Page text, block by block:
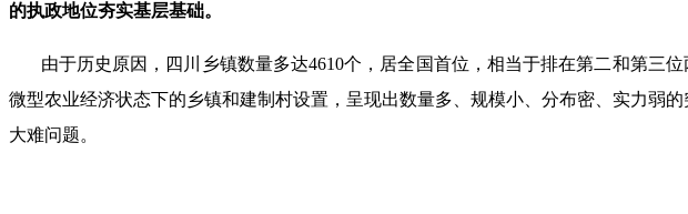
的执政地位夯实基层基础。
由于历史原因，四川乡镇数量多达4610个，居全国首位，相当于排在第二和第三
微型农业经济状态下的乡镇和建制村设置，呈现出数量多、规模小、分布密、实力弱
大难问题。